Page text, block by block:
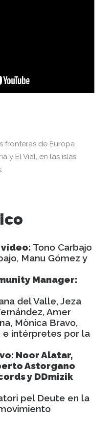
fronteras de Europa
y El Vial, en las islas
Tono Carbajo
Manu Gómez y
Manager:
del Valle, Jeza
Amer
Mònica Bravo,
e intérpretes por la
Noor Alatar,
Astorgano
y DDmizik
pel Deute en la